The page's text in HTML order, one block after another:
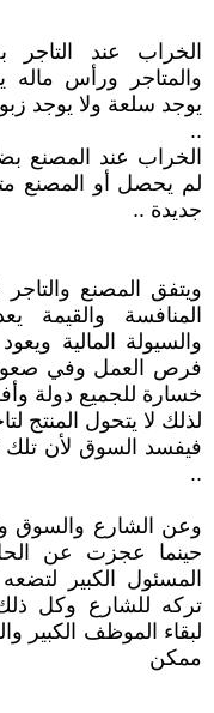
الخراب عند
والمتاجر ورأس
يوجد سلعة ولا يوجد
..
الخراب عند المصنع
لم يحصل أو المصنع
جديدة ..
ويتفق المصنع والتاجر
المنافسة والقيمة
والسيولة المالية
فرص العمل وفي
خسارة للجميع دولة
لذلك لا يتحول المنتج
فيفسد السوق لأن تلك
..
وعن الشارع والسوق
حينما عجزت عن
المسئول الكبير
تركه للشارع وكل
لبقاء الموظف الكبير
ممكن